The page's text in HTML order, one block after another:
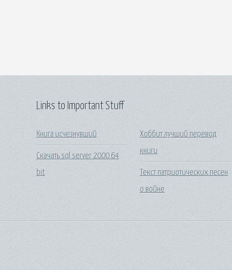
Links to Important Stuff
Книга исчезнувший
Скачать sql server 2000 64
bit
Хоббит лучший перевод
книги
Текст патриотических песен
о войне